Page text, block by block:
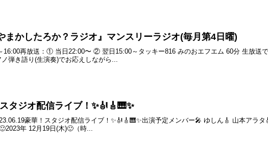
かしたろか？ラジオ』マンスリーラジオ(毎月第4日曜)
再放送：① 当日22:00〜 ② 翌日15:00～タッキー816 みのおエフエム 60分 生放送
弾き語り(生演奏)でお応えしながら...
タジオ配信ライブ！✨🎻🎸🎹✨
豪華！スタジオ配信ライブ！✨🎻🎸🎹✨出演予定メンバー🎤 ゆしん🎸 山本アラ
年 12月19日(木)🙂（時...